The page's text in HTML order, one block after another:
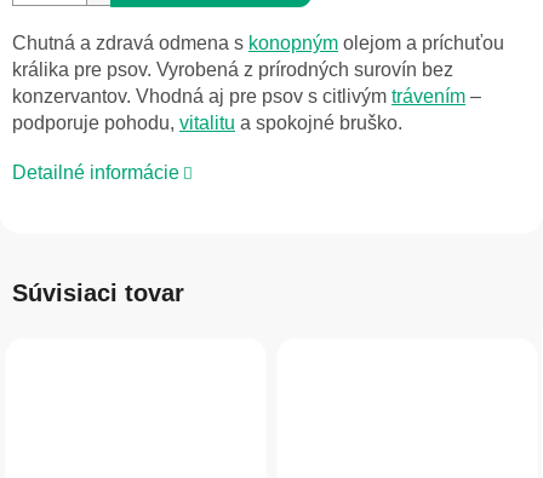
Chutná a zdravá odmena s konopným olejom a príchuťou
králika pre psov. Vyrobená z prírodných surovín bez
konzervantov. Vhodná aj pre psov s citlivým trávením –
podporuje pohodu, vitalitu a spokojné bruško.
Detailné informácie
Súvisiaci tovar